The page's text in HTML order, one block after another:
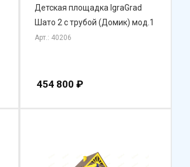
Детская площадка IgraGrad
Шато 2 с трубой (Домик) мод.1
Арт.: 40206
454 800 ₽